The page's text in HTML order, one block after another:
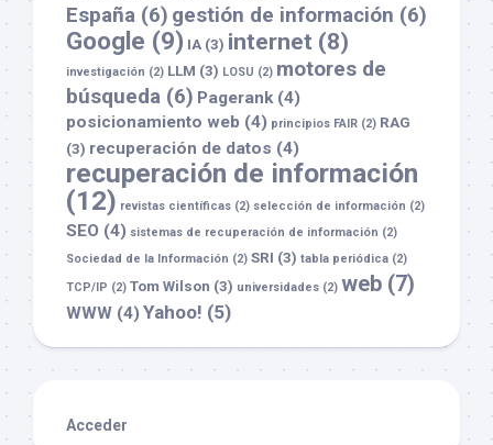
España (6) gestión de información (6)
Google (9) IA (3) internet (8)
investigación (2) LLM (3) LOSU (2) motores de
búsqueda (6) Pagerank (4)
posicionamiento web (4) principios FAIR (2) RAG
(3) recuperación de datos (4)
recuperación de información
(12) revistas científicas (2) selección de información (2)
SEO (4) sistemas de recuperación de información (2)
Sociedad de la Información (2) SRI (3) tabla periódica (2)
TCP/IP (2) Tom Wilson (3) universidades (2) web (7)
WWW (4)Yahoo! (5)
Acceder